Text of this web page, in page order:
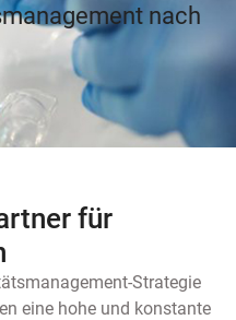
nach
für
Strategie
eine hohe und konstante